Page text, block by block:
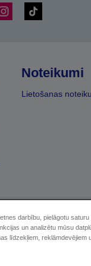
Noteikumi
Lietošanas
darbību, pielāgotu saturu
un analizētu mūsu
līdzekļiem, reklāmdevējiem